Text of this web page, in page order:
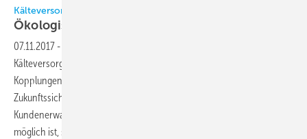
Kälteversorgung mit Absorptionstechnik und KWK
Ökologische
07.11.2017 -
Kälteversorgung mit Absorptionstechnik und Kraft-Wärme-Kälte-
Kopplungen (KWKK) sind mehr Flexibilität bei gleichzeitiger
Zukunftssicherheit und mehr Preissicherheit sehr verständliche
Kundenerwartungen. Hier ist die Grenze dessen, was technisch
möglich ist, sicher noch nicht erreicht.